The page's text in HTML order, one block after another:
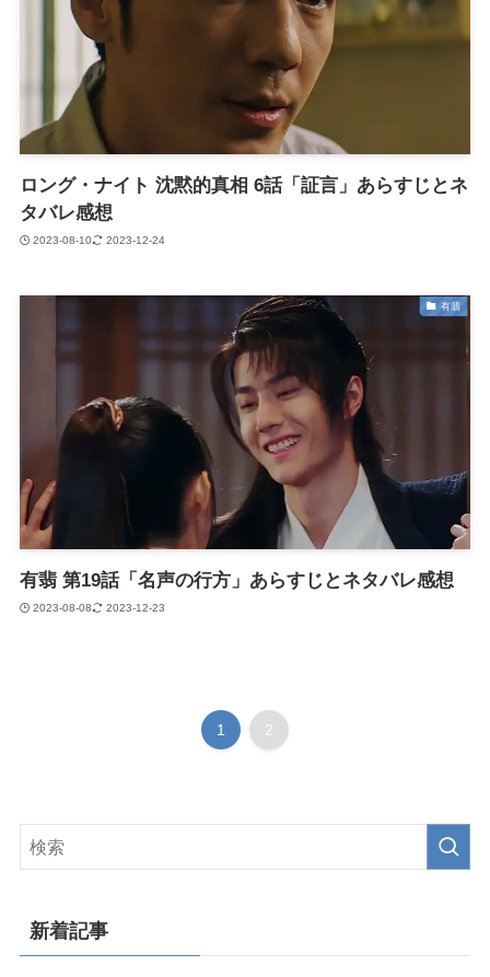
ロング・ナイト 沈黙的真相 6話「証言」あらすじとネ
タバレ感想
2023-08-10 2023-12-24
有翡
有翡 第19話「名声の行方」あらすじとネタバレ感想
2023-08-08 2023-12-23
1 2
新着記事